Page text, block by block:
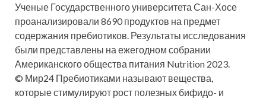
Ученые Государственного университета Сан-Хосе
проанализировали 8690 продуктов на предмет
содержания пребиотиков. Результаты исследования
были представлены на ежегодном собрании
Американского общества питания Nutrition 2023.
© Мир24 Пребиотиками называют вещества,
которые стимулируют рост полезных бифидо- и